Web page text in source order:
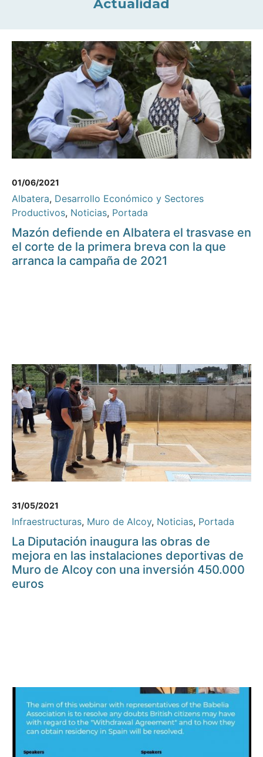
Actualidad
01/06/2021
Albatera, Desarrollo Económico y Sectores
Productivos, Noticias, Portada
Mazón defiende en Albatera el trasvase en
el corte de la primera breva con la que
arranca la campaña de 2021
31/05/2021
Infraestructuras, Muro de Alcoy, Noticias, Portada
La Diputación inaugura las obras de
mejora en las instalaciones deportivas de
Muro de Alcoy con una inversión 450.000
euros